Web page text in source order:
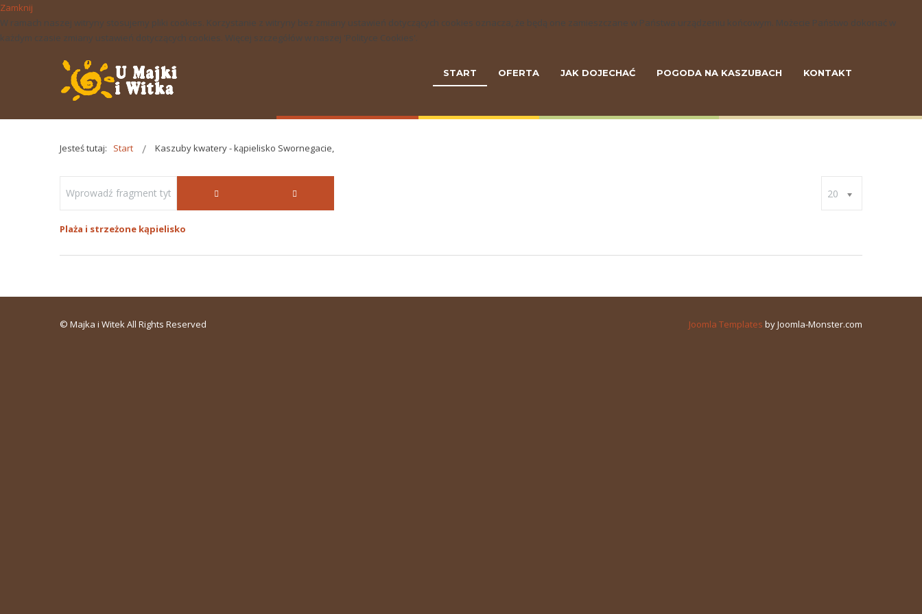
Zamknij
W ramach naszej witryny stosujemy pliki cookies. Korzystanie z witryny bez zmiany ustawień dotyczących cookies oznacza, że będą one zamieszczane w Państwa urządzeniu końcowym. Możecie Państwo dokonać w
każdym czasie zmiany ustawień dotyczących cookies. Więcej szczegółów w naszej 'Polityce Cookies'.
START OFERTA JAK DOJECHAĆ POGODA NA KASZUBACH KONTAKT
Jesteś tutaj: Start Kaszuby kwatery - kąpielisko Swornegacie,
20
Plaża i strzeżone kąpielisko
© Majka i Witek All Rights Reserved Joomla Templates by Joomla-Monster.com